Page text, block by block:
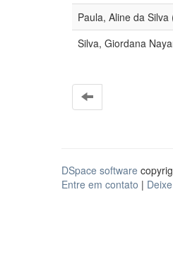
Paula, Aline da Silva
Silva, Giordana
DSpace software
Entre em contato |